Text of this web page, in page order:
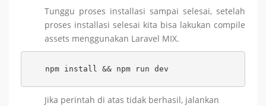
Tunggu proses installasi sampai selesai, setelah
proses installasi selesai kita bisa lakukan compile
assets menggunakan Laravel MIX.
npm install && npm run dev
Jika perintah di atas tidak berhasil, jalankan